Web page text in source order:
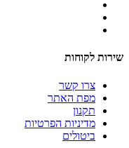
שירות לקוחות
צרו קשר
מפת האתר
תקנון
מדיניות הפרטיות
ביטולים